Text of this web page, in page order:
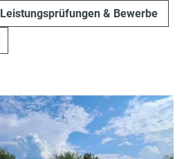
Leistungsprüfungen & Bewerbe